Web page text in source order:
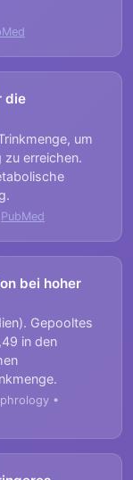
die
um
zu erreichen.
PubMed
bei hoher
Gepooltes
in den
•